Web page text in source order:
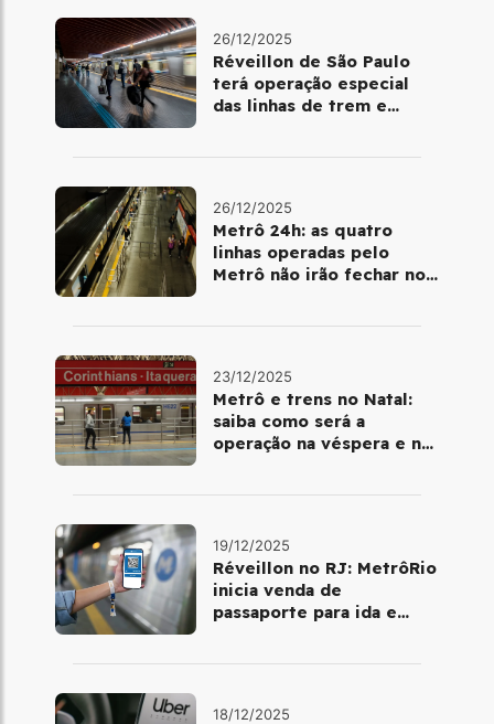
26/12/2025
Réveillon de São Paulo
terá operação especial
das linhas de trem e
26/12/2025
Metrô 24h: as quatro
linhas operadas pelo
Metrô não irão fechar no
23/12/2025
Metrô e trens no Natal:
saiba como será a
operação na véspera e no
19/12/2025
Réveillon no RJ: MetrôRio
inicia venda de
passaporte para ida e
18/12/2025